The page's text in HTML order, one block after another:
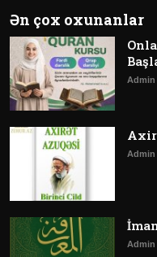
Ən çox oxunanlar
Admin
Admin
Admin